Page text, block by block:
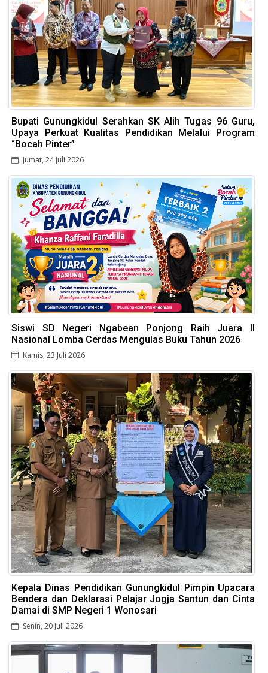
Bupati Gunungkidul Serahkan SK Alih Tugas 96 Guru,
Upaya Perkuat Kualitas Pendidikan Melalui Program
“Bocah Pinter”
Jumat, 24 Juli 2026
Siswi SD Negeri Ngabean Ponjong Raih Juara II
Nasional Lomba Cerdas Mengulas Buku Tahun 2026
Kamis, 23 Juli 2026
Kepala Dinas Pendidikan Gunungkidul Pimpin Upacara
Bendera dan Deklarasi Pelajar Jogja Santun dan Cinta
Damai di SMP Negeri 1 Wonosari
Senin, 20 Juli 2026